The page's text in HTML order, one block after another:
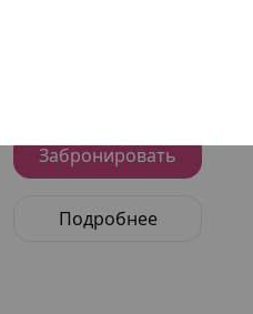
Забронировать
Подробнее